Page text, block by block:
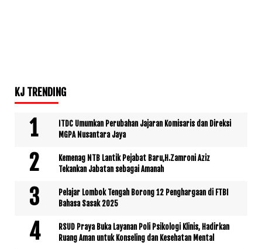
KJ TRENDING
ITDC Umumkan Perubahan Jajaran Komisaris dan Direksi
MGPA Nusantara Jaya
Kemenag NTB Lantik Pejabat Baru,H.Zamroni Aziz
Tekankan Jabatan sebagai Amanah
Pelajar Lombok Tengah Borong 12 Penghargaan di FTBI
Bahasa Sasak 2025
RSUD Praya Buka Layanan Poli Psikologi Klinis, Hadirkan
Ruang Aman untuk Konseling dan Kesehatan Mental